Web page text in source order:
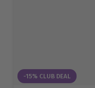
-15% CLUB DEAL